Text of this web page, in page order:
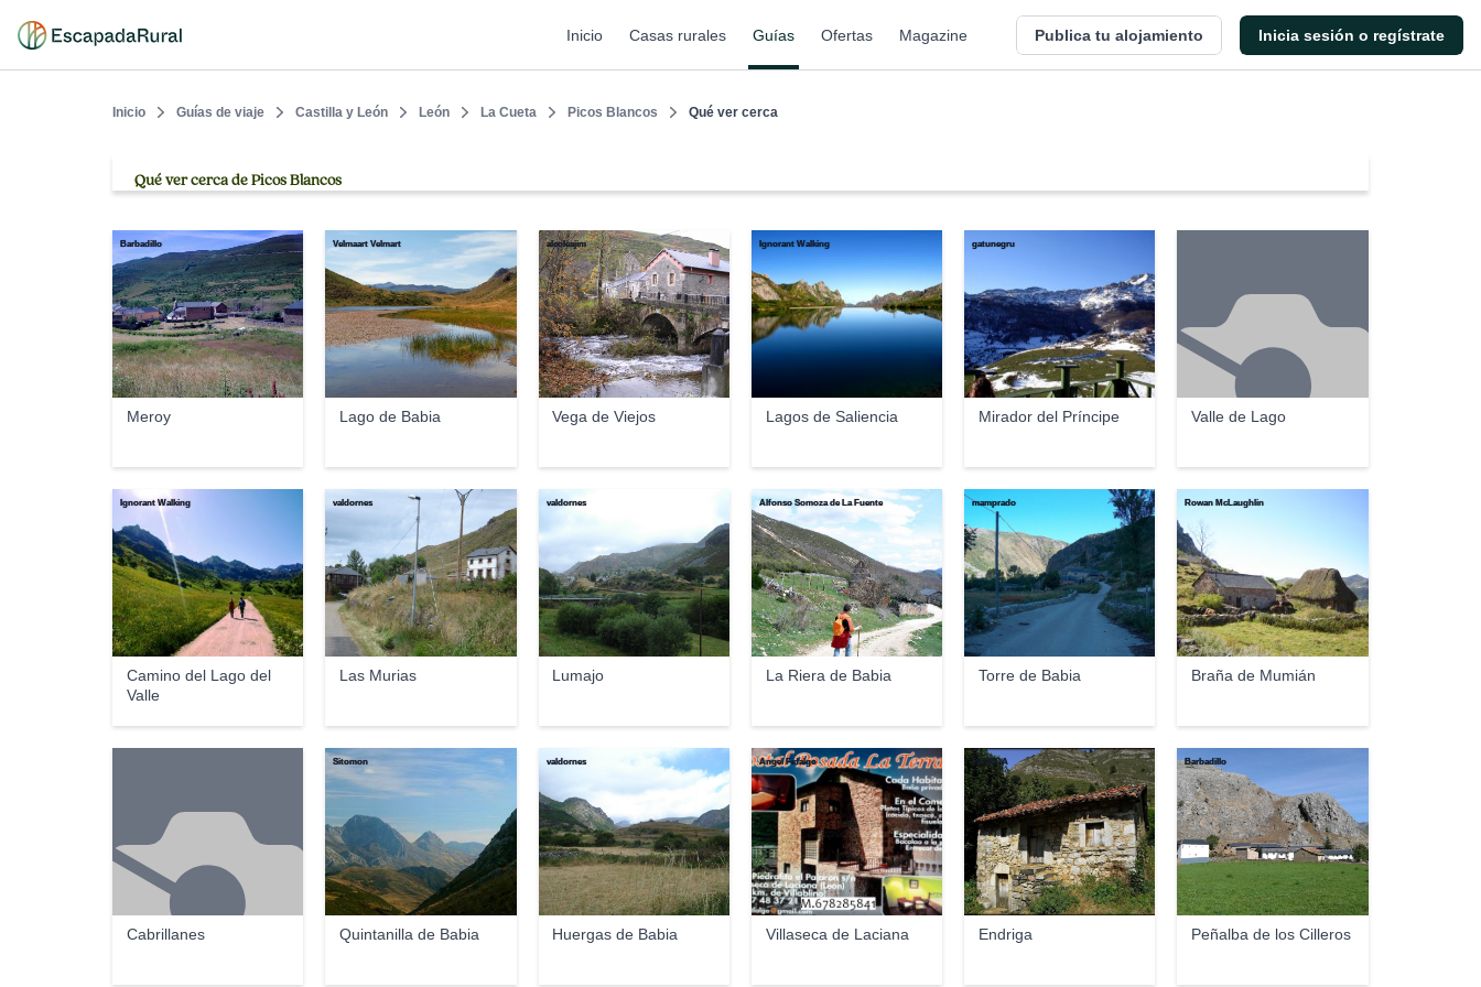
Inicio Casas rurales Guías Ofertas Magazine Publica tu alojamiento Inicia sesión o regístrate
Inicio Guías de viaje Castilla y León León La Cueta Picos Blancos Qué ver cerca
Qué ver cerca de Picos Blancos
Meroy
Barbadillo
Lago de Babia
Velmaart Velmart
Vega de Viejos
alcoleajim
Lagos de Saliencia
Ignorant Walking
Mirador del Príncipe
gatunegru
Valle de Lago
Camino del Lago del
Valle
Ignorant Walking
Las Murias
valdornes
Lumajo
valdornes
La Riera de Babia
Alfonso Somoza de La Fuente
Torre de Babia
mamprado
Braña de Mumián
Rowan McLaughlin
Cabrillanes Quintanilla de Babia
Sitomon
Huergas de Babia
valdornes
Villaseca de Laciana
Angel Fidalgo
Endriga
PAÑEDA
Peñalba de los Cilleros
Barbadillo